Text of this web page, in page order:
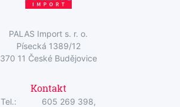
PALAS Import s. r. o.
Písecká 1389/12
370 11 České Budějovice
Kontakt
Tel.:
605 269 398,